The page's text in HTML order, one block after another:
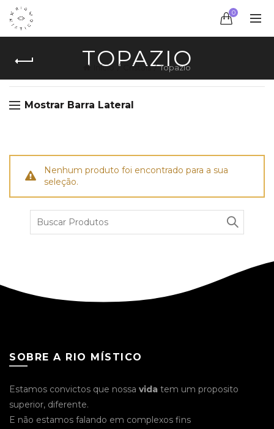
0
TOPAZIO
Início Cristais Topazio
Mostrar Barra Lateral
Nenhum produto foi encontrado para a sua
seleção.
Procurar
por:
SOBRE A RIO MÍSTICO
Estamos convictos que nossa vida tem um proposito
superior, diferente.
E não estamos falando em complexos fins